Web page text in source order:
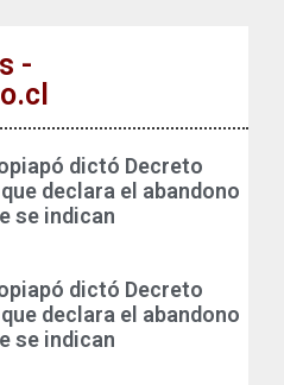
-
dictó Decreto
declara el abandono
se indican
dictó Decreto
declara el abandono
se indican